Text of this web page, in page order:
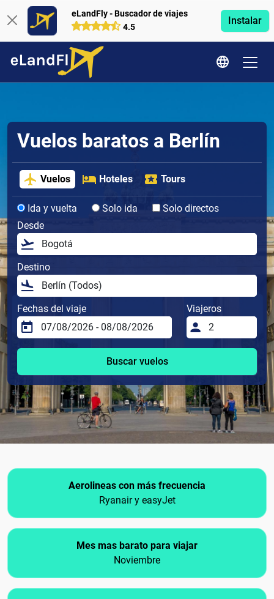
eLandFly - Buscador de viajes
4.5
Instalar
Vuelos baratos a Berlín
Vuelos Hoteles Tours
Ida y vuelta Solo ida
Solo directos
Desde
Destino
Fechas del viaje Viajeros
Buscar vuelos
Aerolineas con más frecuencia
Ryanair y easyJet
Mes mas barato para viajar
Noviembre